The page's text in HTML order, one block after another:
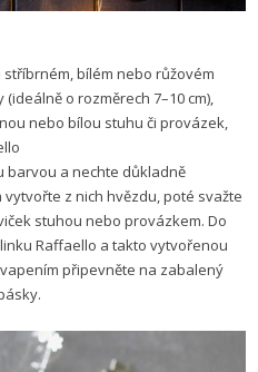
bílém nebo růžovém
o rozměrech 7–10 cm),
nebo bílou stuhu či provázek,
barvou a nechte důkladně
z nich hvězdu, poté svažte
stuhou nebo provázkem. Do
Raffaello a takto vytvořenou
připevněte na zabalený